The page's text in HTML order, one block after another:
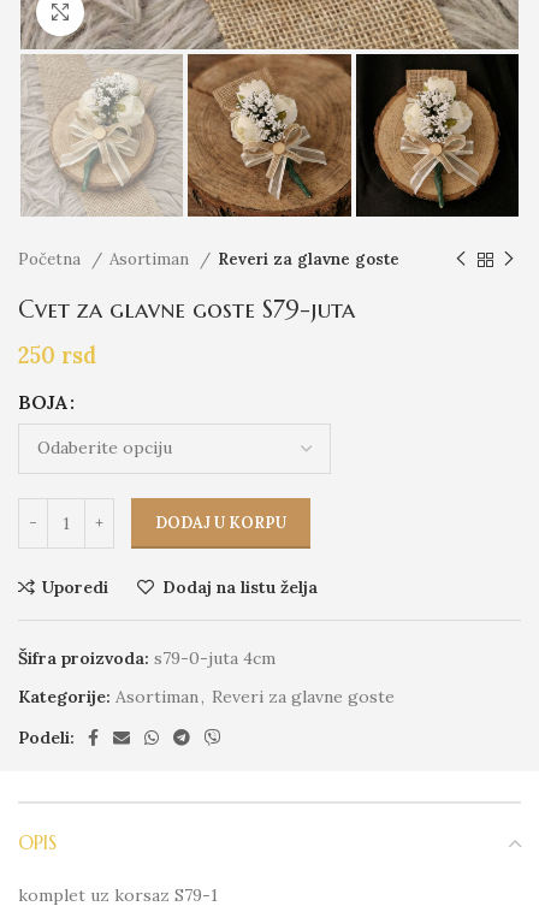
Click to enlarge
Početna Asortiman Reveri za glavne goste
Cvet za glavne goste S79-juta
250 rsd
BOJA
DODAJ U KORPU
Uporedi Dodaj na listu želja
Šifra proizvoda: s79-0-juta 4cm
Kategorije: Asortiman, Reveri za glavne goste
Podeli:
OPIS
komplet uz korsaz S79-1